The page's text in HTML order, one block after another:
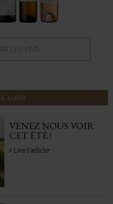
LES VINS
AUSSI
VENEZ NOUS VOIR
CET ÉTÉ !
Lire l'article